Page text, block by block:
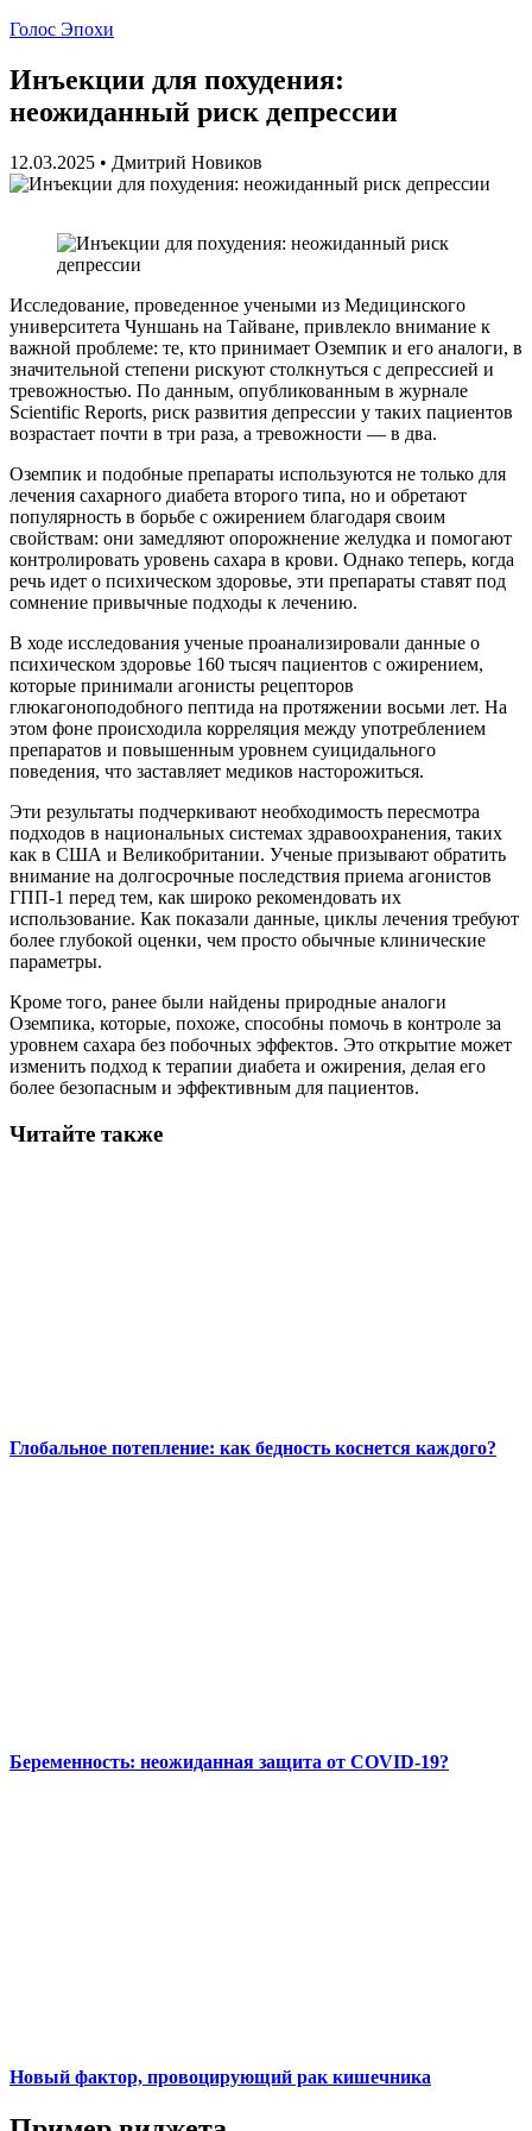
Голос Эпохи
Инъекции для похудения:
неожиданный риск депрессии
12.03.2025 • Дмитрий Новиков
Исследование, проведенное учеными из Медицинского
университета Чуншань на Тайване, привлекло внимание к
важной проблеме: те, кто принимает Оземпик и его аналоги, в
значительной степени рискуют столкнуться с депрессией и
тревожностью. По данным, опубликованным в журнале
Scientific Reports, риск развития депрессии у таких пациентов
возрастает почти в три раза, а тревожности — в два.
Оземпик и подобные препараты используются не только для
лечения сахарного диабета второго типа, но и обретают
популярность в борьбе с ожирением благодаря своим
свойствам: они замедляют опорожнение желудка и помогают
контролировать уровень сахара в крови. Однако теперь, когда
речь идет о психическом здоровье, эти препараты ставят под
сомнение привычные подходы к лечению.
В ходе исследования ученые проанализировали данные о
психическом здоровье 160 тысяч пациентов с ожирением,
которые принимали агонисты рецепторов
глюкагоноподобного пептида на протяжении восьми лет. На
этом фоне происходила корреляция между употреблением
препаратов и повышенным уровнем суицидального
поведения, что заставляет медиков насторожиться.
Эти результаты подчеркивают необходимость пересмотра
подходов в национальных системах здравоохранения, таких
как в США и Великобритании. Ученые призывают обратить
внимание на долгосрочные последствия приема агонистов
ГПП-1 перед тем, как широко рекомендовать их
использование. Как показали данные, циклы лечения требуют
более глубокой оценки, чем просто обычные клинические
параметры.
Кроме того, ранее были найдены природные аналоги
Оземпика, которые, похоже, способны помочь в контроле за
уровнем сахара без побочных эффектов. Это открытие может
изменить подход к терапии диабета и ожирения, делая его
более безопасным и эффективным для пациентов.
Читайте также
Глобальное потепление: как бедность коснется каждого?
Беременность: неожиданная защита от COVID-19?
Новый фактор, провоцирующий рак кишечника